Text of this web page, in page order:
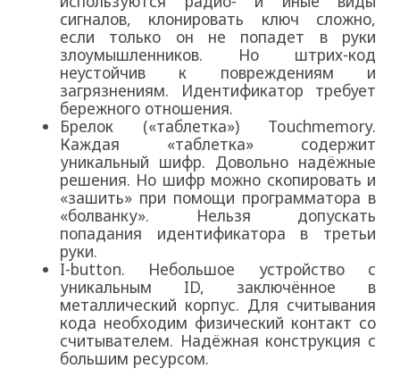
сигналов, клонировать ключ сложно,
если только он не попадет в руки
злоумышленников. Но штрих-код
неустойчив к повреждениям и
загрязнениям. Идентификатор требует
бережного отношения.
Брелок («таблетка») Touchmemory.
Каждая «таблетка» содержит
уникальный шифр. Довольно надёжные
решения. Но шифр можно скопировать и
«зашить» при помощи программатора в
«болванку». Нельзя допускать
попадания идентификатора в третьи
руки.
I-button. Небольшое устройство с
уникальным ID, заключённое в
металлический корпус. Для считывания
кода необходим физический контакт со
считывателем. Надёжная конструкция с
большим ресурсом.